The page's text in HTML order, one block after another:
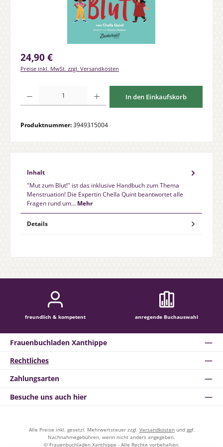
Regulärer Preis:
24,90 €
Preise inkl. MwSt. zzgl. Versandkosten
In den Einkaufskorb
Produktnummer:3949315004
Inhalt
"Mut zum Blut!" ist das inklusive Handbuch zum Thema
Menstruation! Die Expertin Chella Quint beantwortet alle
Fragen rund um… Mehr
Details
freundlich & kompetent anregende Buchauswahl
Rechtliches
Zahlungsarten
Besuche uns auch hier
Frauenbuchladen Xanthippe
Alle Preise inkl. gesetzl. Mehrwertsteuer zzgl. Versandkostenund ggf.
Nachnahmegebühren, wenn nicht anders angegeben.
© Frauenbuchladen Xanthippe - Alle Rechte vorbehalten.